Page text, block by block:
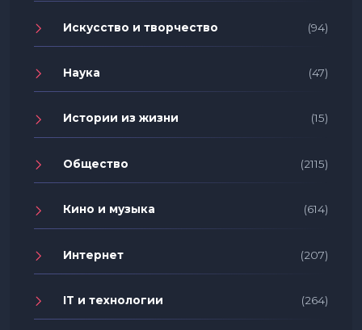
Искусство и творчество (94)
Наука (47)
Истории из жизни (15)
Общество (2115)
Кино и музыка (614)
Интернет (207)
IT и технологии (264)